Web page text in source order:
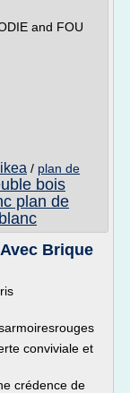
and FOU
/ plan de
bois
plan de
Brique
conviviale et
crédence de